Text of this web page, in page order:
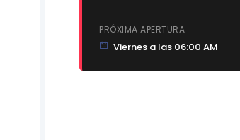
PRÓXIMA APERTURA
Viernes a las 06:00 AM